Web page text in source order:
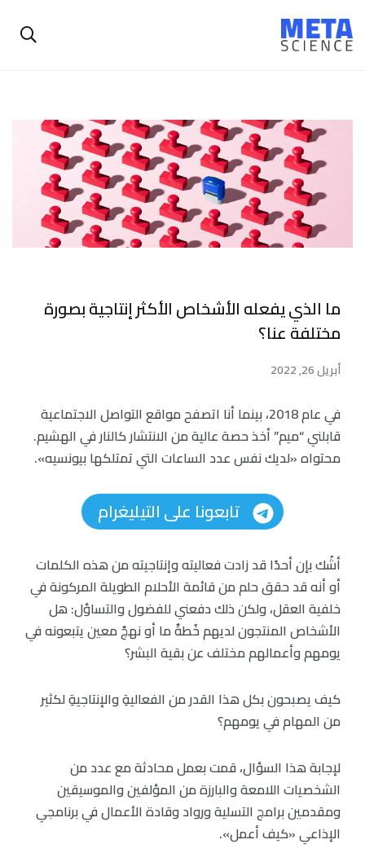
ما الذي يفعله الأشخاص الأكثر إنتاجية بصورة
مختلفة عنا؟
أبريل 26, 2022
في عام 2018، بينما أنا اتصفح مواقع التواصل الاجتماعية
قابلني “ميم” أخذ حصة عالية من الانتشار كالنار في الهشيم.
محتواه «لديك نفس عدد الساعات التي تمتلكها بيونسيه».
تابعونا على التيليغرام
أشُك بإن أحدًا قد زادت فعاليته وإنتاجيته من هذه الكلمات
أو أنه قد حقق حلم من قائمة الأحلام الطويلة المركونة في
خلفية العقل، ولكن ذلك دفعني للفضول والتساؤل: هل
الأشخاص المنتجون لديهم خُطةٌ ما أو نهجٌ معين يتبعونه في
يومهم وأعمالهم مختلف عن بقية البشر؟
كيف يصبحون بكل هذا القدر من الفعاليةِ والإنتاجيةِ لكثير
من المهام في يومهم؟
لإجابة هذا السؤال، قمت بعمل محادثة مع عدد من
الشخصيات اللامعة والبارزة من المؤلفين والموسيقين
ومقدمين برامج التسلية ورواد وقادة الأعمال في برنامجي
الإذاعي «كيف أعمل».